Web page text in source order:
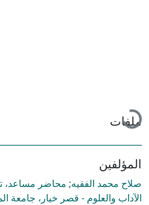
ملفات
المؤلفين
صلاح محمد الفقيه; محاضر مساعد،
الآداب والعلوم - قصر خيار، جامعة